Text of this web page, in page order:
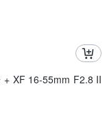
+ XF 16-55mm F2.8 II